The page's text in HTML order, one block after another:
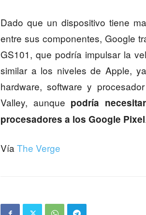
Dado que un dispositivo tiene
entre sus componentes, Google
GS101, que podría impulsar la
similar a los niveles de Apple,
hardware, software y
Valley, aunque podría
procesadores a los Google Pixel
Vía The Verge